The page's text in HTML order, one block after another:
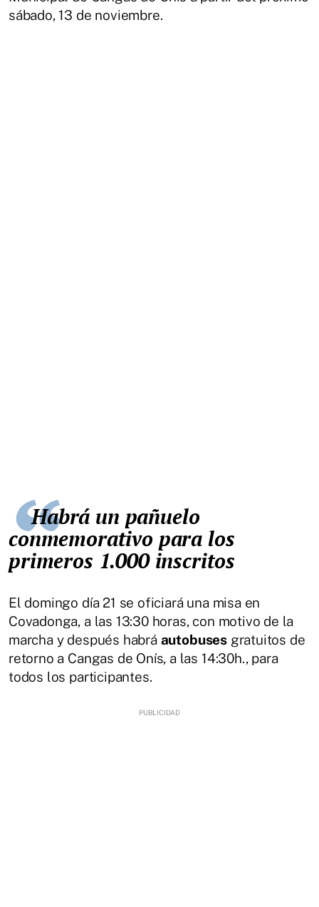
sábado, 13 de noviembre.
Habrá un pañuelo
conmemorativo para los
primeros 1.000 inscritos
El domingo día 21 se oficiará una misa en
Covadonga, a las 13:30 horas, con motivo de la
marcha y después habrá autobusesgratuitos de
retorno a Cangas de Onís, a las 14:30h., para
todos los participantes.